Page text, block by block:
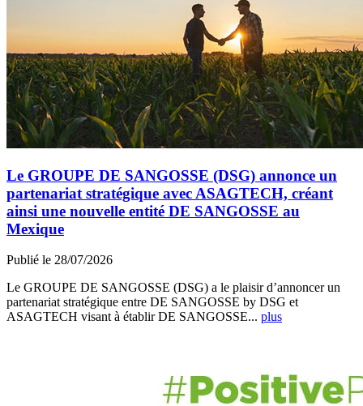
Le GROUPE DE SANGOSSE (DSG) annonce un
partenariat stratégique avec ASAGTECH, créant
ainsi une nouvelle entité DE SANGOSSE au
Mexique
Publié le 28/07/2026
Le GROUPE DE SANGOSSE (DSG) a le plaisir d’annoncer un
partenariat stratégique entre DE SANGOSSE by DSG et
ASAGTECH visant à établir DE SANGOSSE... plus